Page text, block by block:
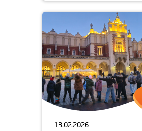
13.02.2026